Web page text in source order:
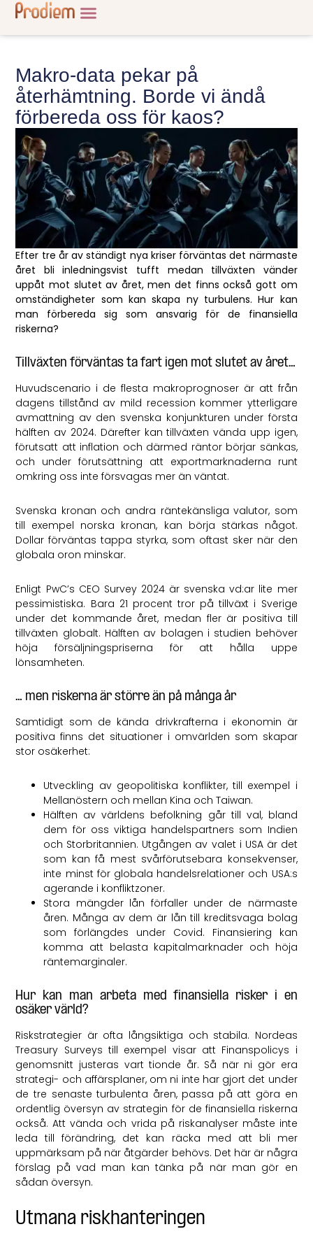
Makro-data pekar på
återhämtning. Borde vi ändå
förbereda oss för kaos?
Efter tre år av ständigt nya kriser förväntas det närmaste
året bli inledningsvist tufft medan tillväxten vänder
uppåt mot slutet av året, men det finns också gott om
omständigheter som kan skapa ny turbulens. Hur kan
man förbereda sig som ansvarig för de finansiella
riskerna?
Tillväxten förväntas ta fart igen mot slutet av året…
Huvudscenario i de flesta makroprognoser är att från
dagens tillstånd av mild recession kommer ytterligare
avmattning av den svenska konjunkturen under första
hälften av 2024. Därefter kan tillväxten vända upp igen,
förutsatt att inflation och därmed räntor börjar sänkas,
och under förutsättning att exportmarknaderna runt
omkring oss inte försvagas mer än väntat.
Svenska kronan och andra räntekänsliga valutor, som
till exempel norska kronan, kan börja stärkas något.
Dollar förväntas tappa styrka, som oftast sker när den
globala oron minskar.
Enligt PwC’s CEO Survey 2024 är svenska vd:ar lite mer
pessimistiska. Bara 21 procent tror på tillväxt i Sverige
under det kommande året, medan fler är positiva till
tillväxten globalt. Hälften av bolagen i studien behöver
höja försäljningspriserna för att hålla uppe
lönsamheten.
… men riskerna är större än på många år
Samtidigt som de kända drivkrafterna i ekonomin är
positiva finns det situationer i omvärlden som skapar
stor osäkerhet:
Utveckling av geopolitiska konflikter, till exempel i
Mellanöstern och mellan Kina och Taiwan.
Hälften av världens befolkning går till val, bland
dem för oss viktiga handelspartners som Indien
och Storbritannien. Utgången av valet i USA är det
som kan få mest svårförutsebara konsekvenser,
inte minst för globala handelsrelationer och USA:s
agerande i konfliktzoner.
Stora mängder lån förfaller under de närmaste
åren. Många av dem är lån till kreditsvaga bolag
som förlängdes under Covid. Finansiering kan
komma att belasta kapitalmarknader och höja
räntemarginaler.
Hur kan man arbeta med finansiella risker i en
osäker värld?
Riskstrategier är ofta långsiktiga och stabila. Nordeas
Treasury Surveys till exempel visar att Finanspolicys i
genomsnitt justeras vart tionde år. Så när ni gör era
strategi- och affärsplaner, om ni inte har gjort det under
de tre senaste turbulenta åren, passa på att göra en
ordentlig översyn av strategin för de finansiella riskerna
också. Att vända och vrida på riskanalyser måste inte
leda till förändring, det kan räcka med att bli mer
uppmärksam på när åtgärder behövs. Det här är några
förslag på vad man kan tänka på när man gör en
sådan översyn.
Utmana riskhanteringen